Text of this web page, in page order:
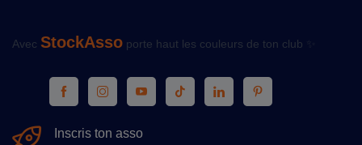
Avec StockAsso porte haut les couleurs de ton club ✨
Inscris ton asso